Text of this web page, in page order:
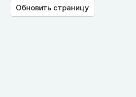
Обновить страницу